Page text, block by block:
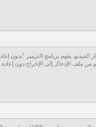
الفيديو. يقوم برنامج الترميز "بدون